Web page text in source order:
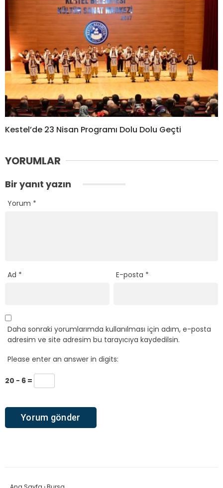
Kestel’de 23 Nisan Programı Dolu Dolu Geçti
YORUMLAR
Bir yanıt yazın
Yorum *
Ad * E-posta *
Daha sonraki yorumlarımda kullanılması için adım, e-posta
adresim ve site adresim bu tarayıcıya kaydedilsin.
Please enter an answer in digits:
20 − 6 =